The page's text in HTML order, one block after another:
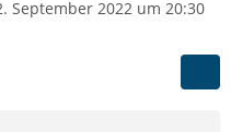
September 2022 um 20:30